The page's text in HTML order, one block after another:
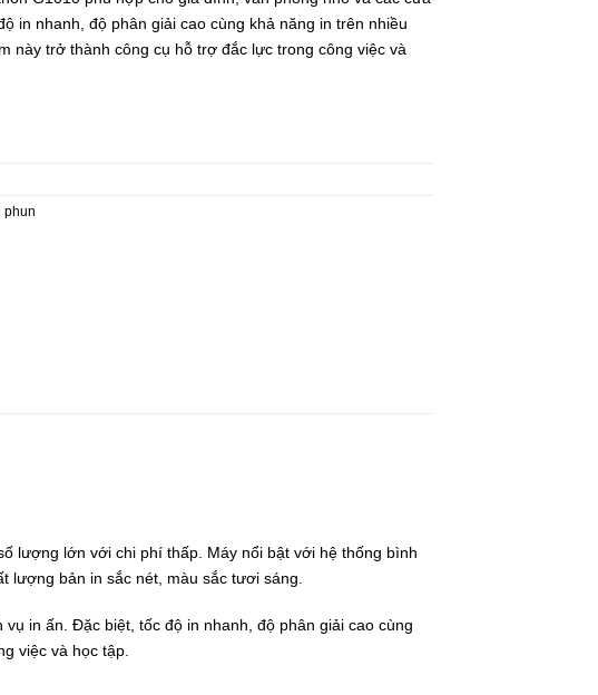
in nhanh, độ phân giải cao cùng khả năng in trên nhiều
này trở thành công cụ hỗ trợ đắc lực trong công việc và
phun
lượng lớn với chi phí thấp. Máy nổi bật với hệ thống bình
lượng bản in sắc nét, màu sắc tươi sáng.
in ấn. Đặc biệt, tốc độ in nhanh, độ phân giải cao cùng
việc và học tập.